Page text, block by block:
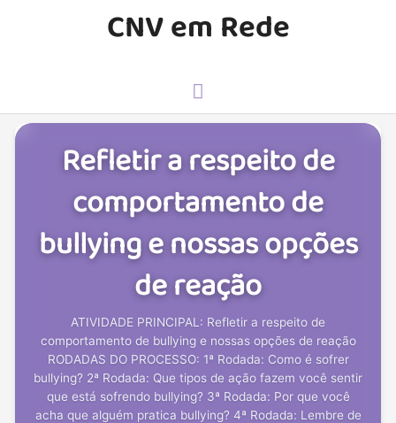
CNV em Rede
Refletir a respeito de
comportamento de
bullying e nossas opções
de reação
ATIVIDADE PRINCIPAL: Refletir a respeito de
comportamento de bullying e nossas opções de reação
RODADAS DO PROCESSO: 1ª Rodada: Como é sofrer
bullying? 2ª Rodada: Que tipos de ação fazem você sentir
que está sofrendo bullying? 3ª Rodada: Por que você
acha que alguém pratica bullying? 4ª Rodada: Lembre de